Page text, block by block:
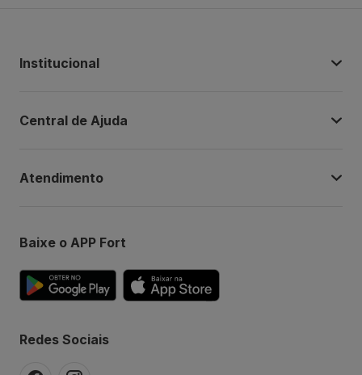
Institucional
Central de Ajuda
Atendimento
Baixe o APP Fort
Redes Sociais